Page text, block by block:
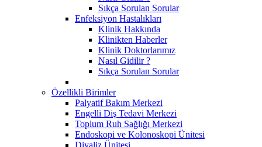
Sıkça Sorulan Sorular
Enfeksiyon Hastalıkları
Klinik Hakkında
Klinikten Haberler
Klinik Doktorlarımız
Nasıl Gidilir ?
Sıkça Sorulan Sorular
Özellikli Birimler
Palyatif Bakım Merkezi
Engelli Diş Tedavi Merkezi
Toplum Ruh Sağlığı Merkezi
Endoskopi ve Kolonoskopi Ünitesi
Diyaliz Ünitesi